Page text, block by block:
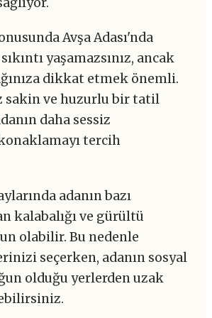
Avşa Adası'nda
yaşamazsınız, ancak
dikkat etmek önemli.
sakin ve huzurlu bir tatil
daha sessiz
tercih
adanın bazı
kalabalığı ve gürültü
olabilir. Bu nedenle
seçerken, adanın sosyal
olduğu yerlerden uzak